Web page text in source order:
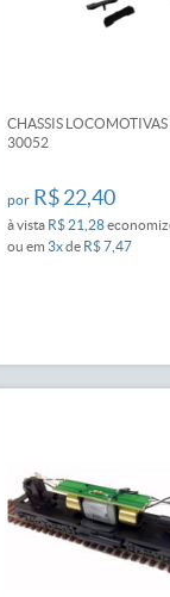
CHASSIS
30052
por R$ 22,40
à vista R$ 21,28
ou em 3xde R$ 7,47